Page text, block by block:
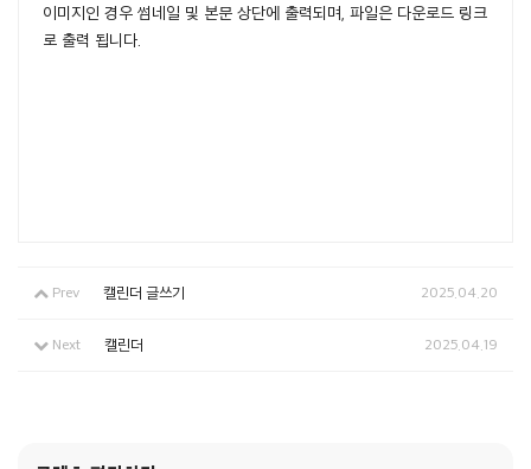
이미지인 경우 썸네일 및 본문 상단에 출력되며, 파일은 다운로드 링크
로 출력 됩니다.
Prev 캘린더 글쓰기 2025.04.20
Next 캘린더 2025.04.19